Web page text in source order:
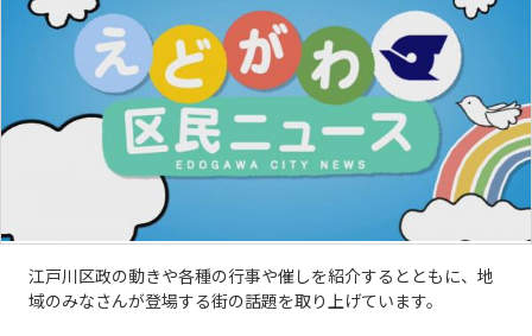
江戸川区政の動きや各種の行事や催しを紹介するとともに、地
域のみなさんが登場する街の話題を取り上げています。